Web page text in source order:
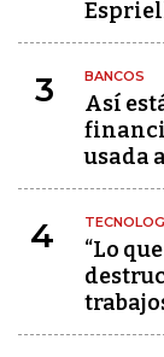
3 BANCOS
Así
usada
4
“Lo